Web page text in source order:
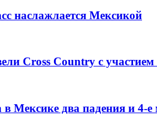
наслажлается Мексикой
Cross Country с участием
Мексике два падения и 4-е